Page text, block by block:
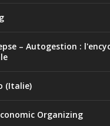
– Autogestion :
(Italie)
Organizing